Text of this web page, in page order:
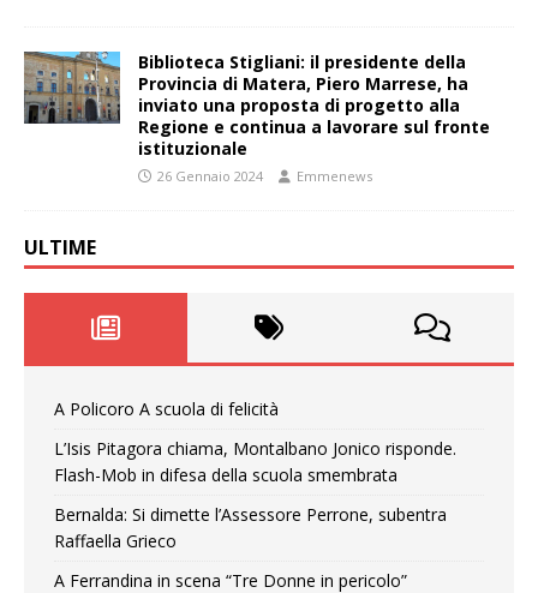
Biblioteca Stigliani: il presidente della
Provincia di Matera, Piero Marrese, ha
inviato una proposta di progetto alla
Regione e continua a lavorare sul fronte
istituzionale
26 Gennaio 2024 Emmenews
ULTIME
A Policoro A scuola di felicità
L’Isis Pitagora chiama, Montalbano Jonico risponde.
Flash-Mob in difesa della scuola smembrata
Bernalda: Si dimette l’Assessore Perrone, subentra
Raffaella Grieco
A Ferrandina in scena “Tre Donne in pericolo”